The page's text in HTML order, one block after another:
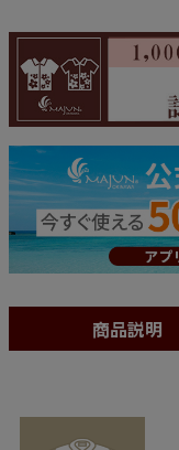
商品説明